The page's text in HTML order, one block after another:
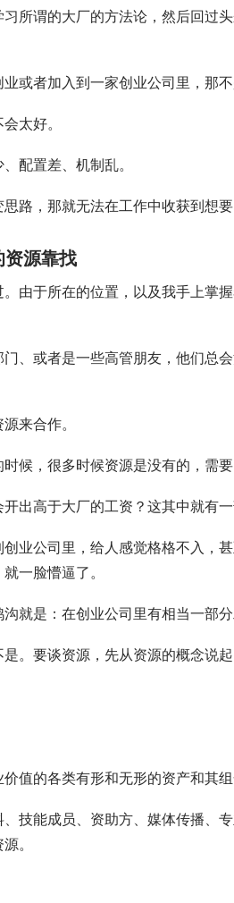
所谓的大厂的方法论，然后回过
或者加入到一家创业公司里，那
太好。
配置差、机制乱。
路，那就无法在工作中收获到想
资源靠找
由于所在的位置，以及我手上掌
、或者是一些高管朋友，他们总
来合作。
候，很多时候资源是没有的，需
出高于大厂的工资？这其中就有
业公司里，给人感觉格格不入，
一脸懵逼了。
就是：在创业公司里有相当一部
。要谈资源，先从资源的概念说起
值的各类有形和无形的资产和其组
技能成员、资助方、媒体传播、
。